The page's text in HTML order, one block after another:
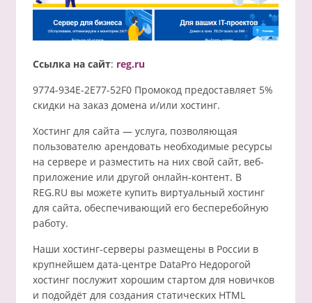
Ссылка на сайт: reg.ru
9774-934E-2E77-52F0 Промокод предоставляет 5%
скидки на заказ домена и/или хостинг.
Хостинг для сайта — услуга, позволяющая
пользователю арендовать необходимые ресурсы
на сервере и разместить на них свой сайт, веб-
приложение или другой онлайн-контент. В
REG.RU вы можете купить виртуальный хостинг
для сайта, обеспечивающий его бесперебойную
работу.
Наши хостинг-серверы размещены в России в
крупнейшем дата-центре DataPro Недорогой
хостинг послужит хорошим стартом для новичков
и подойдёт для создания статических HTML